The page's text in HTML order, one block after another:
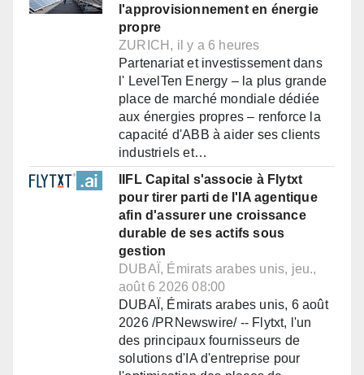
l'approvisionnement en énergie
propre
ZURICH, il y a 6 heures
Partenariat et investissement dans
l' LevelTen Energy – la plus grande
place de marché mondiale dédiée
aux énergies propres – renforce la
capacité d'ABB à aider ses clients
industriels et…
IIFL Capital s'associe à Flytxt
pour tirer parti de l'IA agentique
afin d'assurer une croissance
durable de ses actifs sous
gestion
DUBAÏ, Émirats arabes unis, jeu.,
août 6 2026 08:00
DUBAÏ, Émirats arabes unis, 6 août
2026 /PRNewswire/ -- Flytxt, l'un
des principaux fournisseurs de
solutions d'IA d'entreprise pour